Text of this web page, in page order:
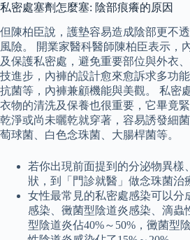
私密處塞劑怎麼塞: 陰部痕癢的原因
但陳柏臣說，護墊容易造成陰部更不
風險。 開業家醫科醫師陳柏臣表示，
及保護私密處，避免重要部位與外衣
技進步，內褲的設計愈來愈訴求多功
抗菌等，內褲兼顧機能與美觀。 私密
衣物的清洗及保養也很重要，它畢竟
乾淨或尚未曬乾就穿著，容易誘發細
萄球菌、白色念珠菌、大腸桿菌等。
若你出現前面提到的分泌物異樣
狀，到「門診就醫」做念珠菌治
女性最常見的私密處感染可以分
感染、黴菌型陰道炎感染、滴蟲
型陰道炎佔40%～50%，黴菌型